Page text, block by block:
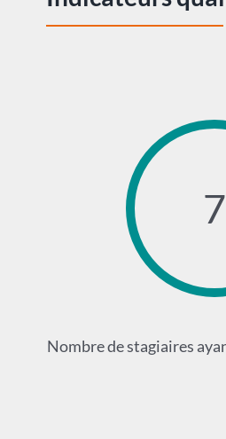
7
Nombre de stagiaires